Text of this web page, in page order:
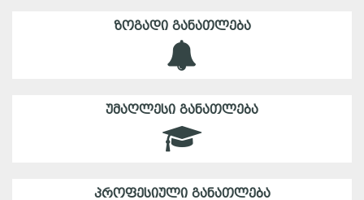
ᲖᲝᲒᲐᲓᲘ ᲒᲐᲜᲐᲗᲚᲔᲑᲐ
ᲣᲛᲐᲦᲚᲔᲡᲘ ᲒᲐᲜᲐᲗᲚᲔᲑᲐ
ᲞᲠᲝᲤᲔᲡᲘᲣᲚᲘ ᲒᲐᲜᲐᲗᲚᲔᲑᲐ